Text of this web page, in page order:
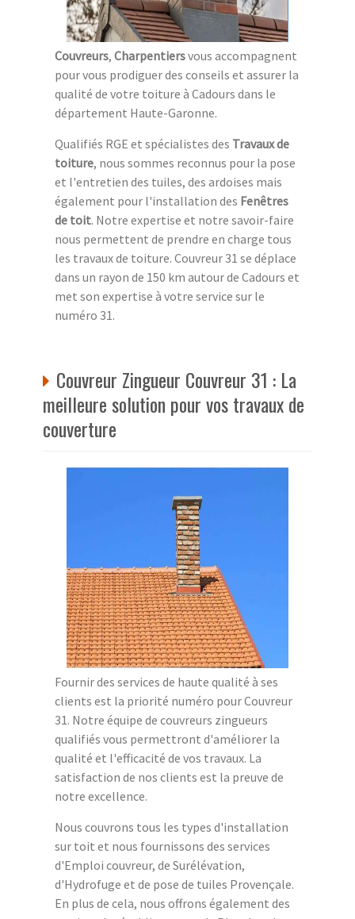
Couvreurs, Charpentiersvous accompagnent
pour vous prodiguer des conseils et assurer la
qualité de votre toiture à Cadours dans le
département Haute-Garonne.
Qualifiés RGE et spécialistes des Travaux de
toiture, nous sommes reconnus pour la pose
et l'entretien des tuiles, des ardoises mais
également pour l'installation des Fenêtres
de toit. Notre expertise et notre savoir-faire
nous permettent de prendre en charge tous
les travaux de toiture. Couvreur 31 se déplace
dans un rayon de 150 km autour de Cadours et
met son expertise à votre service sur le
numéro 31.
Couvreur Zingueur Couvreur 31 : La
meilleure solution pour vos travaux de
couverture
Fournir des services de haute qualité à ses
clients est la priorité numéro pour Couvreur
31. Notre équipe de couvreurs zingueurs
qualifiés vous permettront d'améliorer la
qualité et l'efficacité de vos travaux. La
satisfaction de nos clients est la preuve de
notre excellence.
Nous couvrons tous les types d'installation
sur toit et nous fournissons des services
d'Emploi couvreur, de Surélévation,
d'Hydrofuge et de pose de tuiles Provençale.
En plus de cela, nous offrons également des